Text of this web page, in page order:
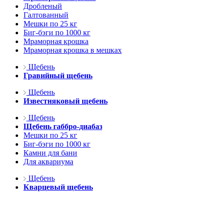
Дробленый
Галтованный
Мешки по 25 кг
Биг-бэги по 1000 кг
Мраморная крошка
Мраморная крошка в мешках
Щебень
Гравийный щебень
Щебень
Известняковый щебень
Щебень
Щебень габбро-диабаз
Мешки по 25 кг
Биг-бэги по 1000 кг
Камни для бани
Для аквариума
Щебень
Кварцевый щебень